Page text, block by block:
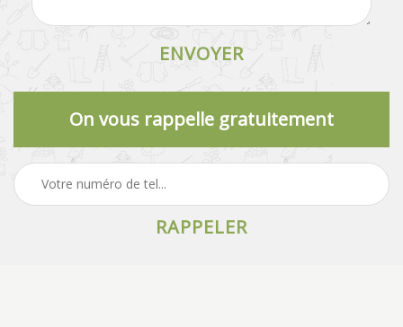
On vous rappelle gratuitement